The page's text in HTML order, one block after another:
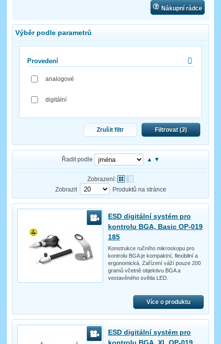
Nákupní rádce
Výběr podle parametrů
Provedení
analogové
digitální
Zrušit filtr Filtrovat (3)
Řadit podle ▲ ▼
Zobrazení:
Zobrazit
Produktů na stránce
ESD digitální systém pro
kontrolu BGA, Basic OP-019
185
Konstrukce ručního mikroskopu pro
kontrolu BGA je kompaktní, flexibilní a
ergonomická. Zařízení váží pouze 200
gramů včetně objektivu BGA a
vestavěného světla LED.
Více o produktu
ESD digitální systém pro